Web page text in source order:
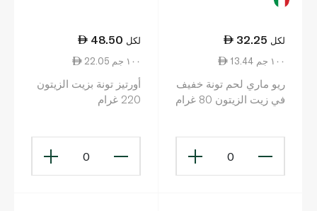
32.25 لكل
13.44 ١٠٠ جم
ريو ماري لحم تونة خفيف
في زيت الزيتون 80 غرام
0
48.50 لكل
22.05 ١٠٠ جم
أورتيز تونة بزيت الزيتون
220 غرام
0